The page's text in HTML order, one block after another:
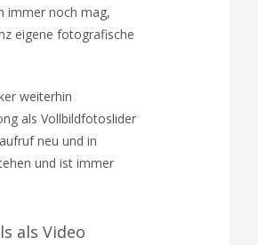
immer noch mag,
eigene fotografische
weiterhin
als Vollbildfotoslider
neu und in
und ist immer
als Video